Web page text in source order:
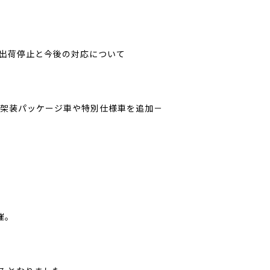
荷停止と今後の対応について
装パッケージ車や特別仕様車を追加－